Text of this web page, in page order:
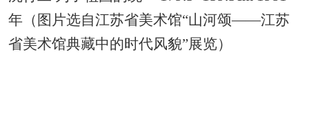
年（图片选自江苏省美术馆“山河颂——江苏
省美术馆典藏中的时代风貌”展览）